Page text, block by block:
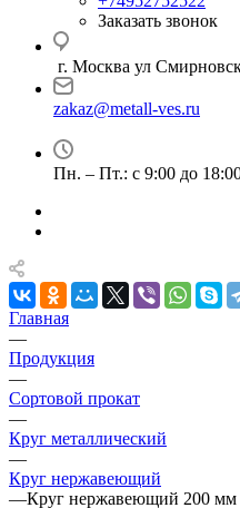
Заказать звонок
г. Москва ул
zakaz@metall-ves.ru
Пн. – Пт.: с 9:00 до
Главная
—
Продукция
—
Сортовой прокат
—
Круг металлический
—
Круг нержавеющий
—Круг нержавеющий 200